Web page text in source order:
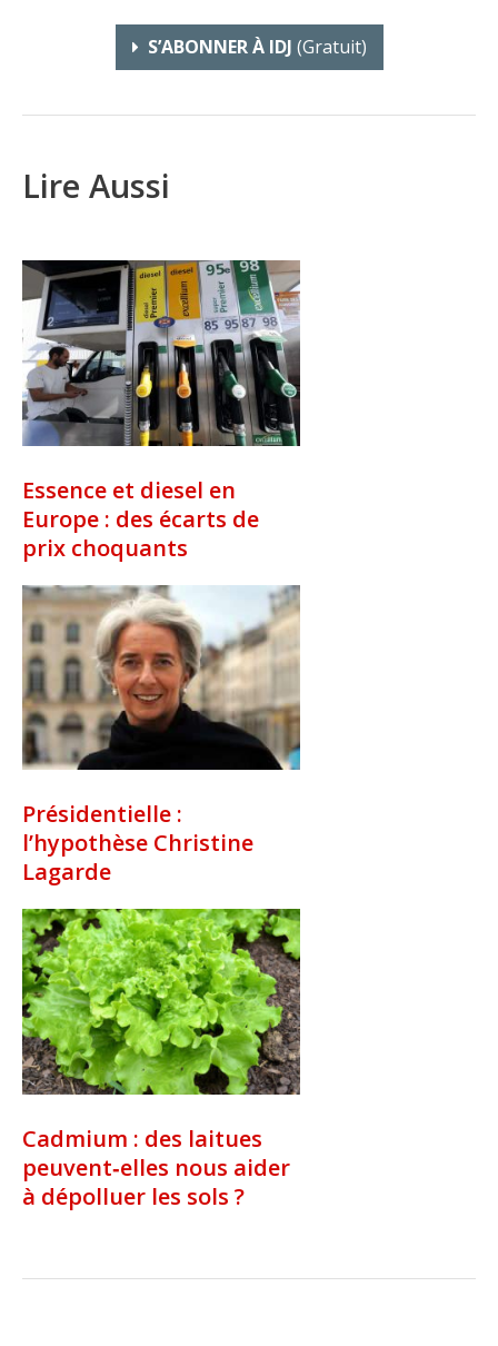
S’ABONNER À IDJ (gratuit)
Lire Aussi
Essence et diesel en
Europe : des écarts de
prix choquants
Présidentielle :
l’hypothèse Christine
Lagarde
Cadmium : des laitues
peuvent‑elles nous aider
à dépolluer les sols ?